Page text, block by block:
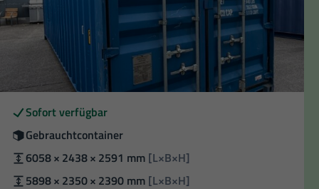
Verfügbarkeit
Sofort verfügbar
Zustand
Gebrauchtcontainer
Außenmaße
6058 × 2438 × 2591 mm [L×B×H]
Innenmaße:
5898 × 2350 × 2390 mm [L×B×H]